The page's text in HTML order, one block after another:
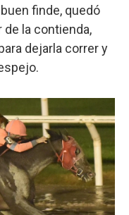
finde, quedó
de la contienda,
dejarla correr y